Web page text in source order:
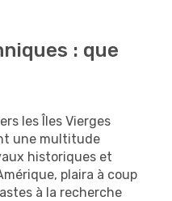
: que
les Îles Vierges
une multitude
historiques et
plaira à coup
à la recherche